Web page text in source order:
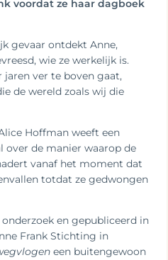
voordat ze haar dagboek
gevaar ontdekt Anne,
wie ze werkelijk is.
jaren ver te boven gaat,
de wereld zoals wij die
Hoffman weeft een
over de manier waarop de
vanaf het moment dat
totdat ze gedwongen
en gepubliceerd in
Frank Stichting in
een buitengewoon